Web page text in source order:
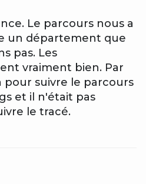
Le parcours nous a
un département que
pas. Les
vraiment bien. Par
suivre le parcours
et il n'était pas
le tracé.